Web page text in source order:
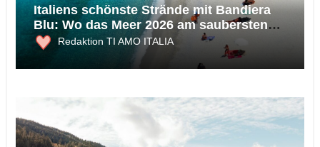
Italiens schönste Strände mit Bandiera
Blu: Wo das Meer 2026 am saubersten
ist
Redaktion TI AMO ITALIA